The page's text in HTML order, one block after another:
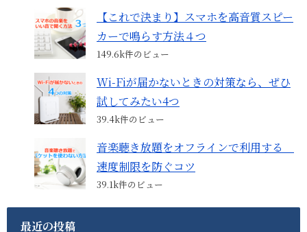
【これで決まり】スマホを高音質スピー
カーで鳴らす方法４つ
149.6k件のビュー
Wi-Fiが届かないときの対策なら、ぜひ
試してみたい4つ
39.4k件のビュー
音楽聴き放題をオフラインで利用する
速度制限を防ぐコツ
39.1k件のビュー
最近の投稿